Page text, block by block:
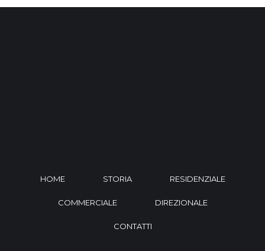
HOME STORIA RESIDENZIALE
COMMERCIALE DIREZIONALE
CONTATTI